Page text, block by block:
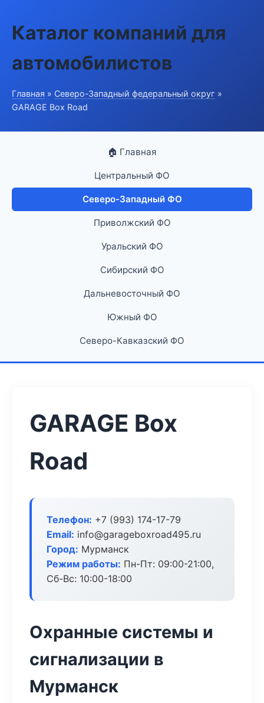
Каталог компаний для
автомобилистов
Главная » Северо-Западный федеральный округ »
GARAGE Box Road
🏠 Главная
Центральный ФО
Северо-Западный ФО
Приволжский ФО
Уральский ФО
Сибирский ФО
Дальневосточный ФО
Южный ФО
Северо-Кавказский ФО
GARAGE Box
Road
Телефон: +7 (993) 174-17-79
Email: info@garageboxroad495.ru
Город: Мурманск
Режим работы: Пн-Пт: 09:00-21:00,
Сб-Вс: 10:00-18:00
Охранные системы и
сигнализации в
Мурманск